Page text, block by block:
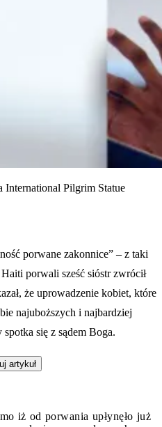
International Pilgrim Statue
porwane zakonnice” – z taki
porwali sześć sióstr zwrócił
że uprowadzenie kobiet, które
najuboższych i najbardziej
się z sądem Boga.
artykuł
iż od porwania upłynęło już